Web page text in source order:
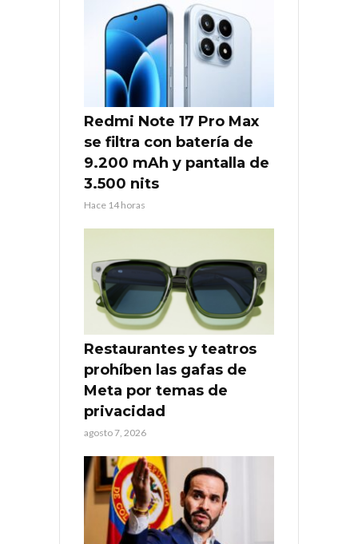
Redmi Note 17 Pro Max
se filtra con batería de
9.200 mAh y pantalla de
3.500 nits
Hace 14 horas
Restaurantes y teatros
prohíben las gafas de
Meta por temas de
privacidad
agosto 7, 2026